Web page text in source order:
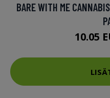
BARE WITH ME
10.05